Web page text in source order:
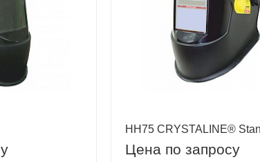
НН75 CRYSTALINE®
Цена по запросу